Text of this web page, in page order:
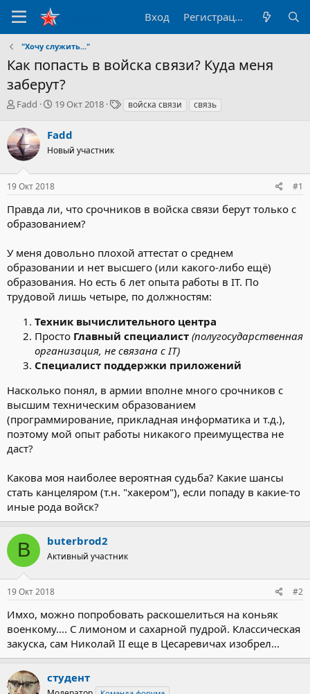
Вход Регистрация
"Хочу служить..."
Как попасть в войска связи? Куда меня
заберут?
А
т
о
р
е
м
Fadd
Д
а
н
ч
а
а
19 Окт 2018
Твойска связи связь
Fadd
Новый участник
19 Окт 2018 #1
Правда ли, что срочников в войска связи берут только с
образованием?
У меня довольно плохой аттестат о среднем
образовании и нет высшего (или какого-либо ещё)
образования. Но есть 6 лет опыта работы в IT. По
трудовой лишь четыре, по должностям:
Техник вычислительного центра
Просто Главный специалист (полугосударственная
организация, не связана с IT)
Специалист поддержки приложений
Насколько понял, в армии вполне много срочников с
высшим техническим образованием
(программирование, прикладная информатика и т.д.),
поэтому мой опыт работы никакого преимущества не
даст?
Какова моя наиболее вероятная судьба? Какие шансы
стать канцеляром (т.н. "хакером"), если попаду в какие-то
иные рода войск?
B buterbrod2
Активный участник
19 Окт 2018 #2
Имхо, можно попробовать раскошелиться на коньяк
военкому.... С лимоном и сахарной пудрой. Классическая
закуска, сам Николай II еще в Цесаревичах изобрел...
студент